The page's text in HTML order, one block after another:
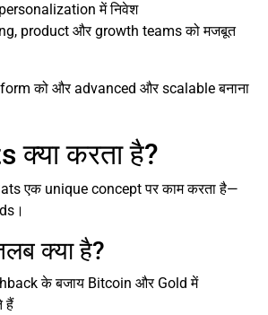
में निवेश
product और growth teams को मजबूत
को और advanced और scalable बनाना
क्या करता है?
एक unique concept पर काम करता है—
क्या है?
के बजाय Bitcoin और Gold में
हैं